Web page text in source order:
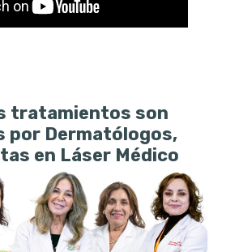
tratamientos son
por Dermatólogos,
en Láser Médico